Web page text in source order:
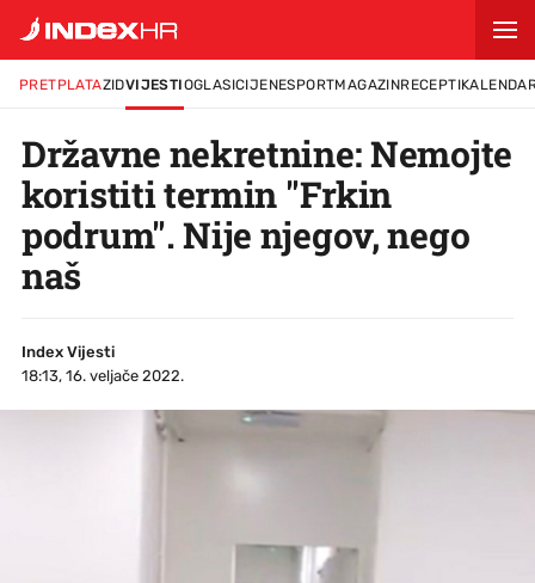
PRETPLATAZIDVIJESTIOGLASICIJENESPORTMAGAZINRECEPTI
Državne nekretnine: Nemojte
koristiti termin "Frkin
podrum". Nije njegov, nego
naš
Index Vijesti
18:13, 16. veljače 2022.